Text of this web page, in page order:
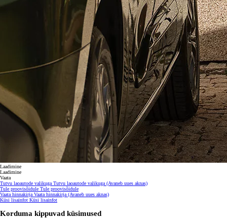
Laadimine
Laadimine
Vaata
Tutvu laoautode valikuga Tutvu laoautode valikuga (Avaneb uues aknas)
Tule proovisõidule Tule proovisõidule
Vaata hinnakirja Vaata hinnakirja (Avaneb uues aknas)
Küsi lisainfot Küsi lisainfot
Korduma kippuvad küsimused